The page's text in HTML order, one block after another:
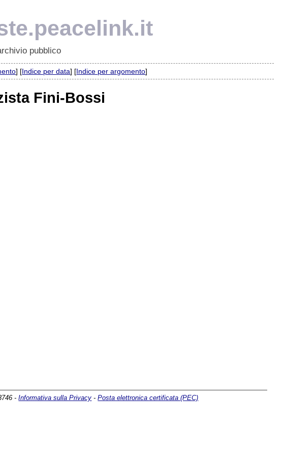
pubblico
] [Indice per data] [Indice per argomento]
Fini-Bossi
-Informativa sulla Privacy -Posta elettronica certificata (PEC)